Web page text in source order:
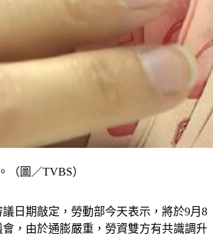
（圖／TVBS）
日期敲定，勞動部今天表示，將於9月8
會，由於通膨嚴重，勞資雙方有共識調升